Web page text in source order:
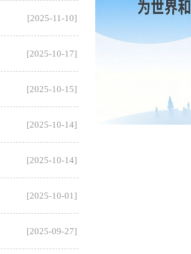
[2025-11-10]
[2025-10-17]
[2025-10-15]
[2025-10-14]
[2025-10-14]
[2025-10-01]
[2025-09-27]